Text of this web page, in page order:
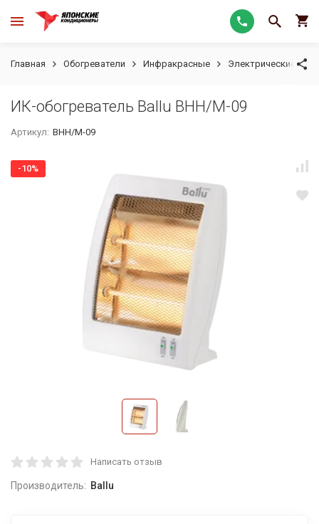
Главная Обогреватели Инфракрасные Электрические
ИК-обогреватель Ballu BHH/M-09
Артикул: BHH/M-09
-10%
Написать отзыв
Производитель: Ballu